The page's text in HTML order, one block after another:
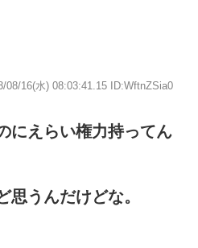
08/16(水) 08:03:41.15 ID:WftnZSia0
にえらい権力持ってん
思うんだけどな。